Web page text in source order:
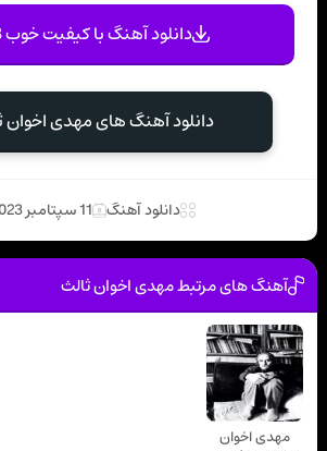
دانلود آهنگ با کیفیت خوب 128
دانلود آهنگ های مهدی اخوان
دانلود آهنگ 11 سپتامبر 2023
آهنگ های مرتبط مهدی اخوان ثالث
مهدی اخوان